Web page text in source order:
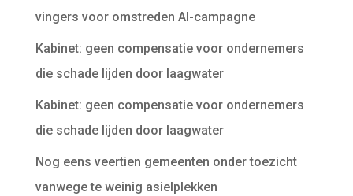
vingers voor omstreden AI-campagne
Kabinet: geen compensatie voor ondernemers
die schade lijden door laagwater
Kabinet: geen compensatie voor ondernemers
die schade lijden door laagwater
Nog eens veertien gemeenten onder toezicht
vanwege te weinig asielplekken